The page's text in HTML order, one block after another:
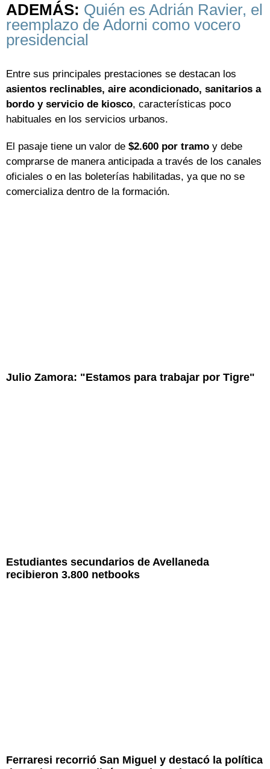
ADEMÁS: Quién es Adrián Ravier, el
reemplazo de Adorni como vocero
presidencial
Entre sus principales prestaciones se destacan los
asientos reclinables, aire acondicionado, sanitarios a
bordo y servicio de kiosco, características poco
habituales en los servicios urbanos.
El pasaje tiene un valor de $2.600 por tramo y debe
comprarse de manera anticipada a través de los canales
oficiales o en las boleterías habilitadas, ya que no se
comercializa dentro de la formación.
Julio Zamora: "Estamos para trabajar por Tigre"
Estudiantes secundarios de Avellaneda
recibieron 3.800 netbooks
Ferraresi recorrió San Miguel y destacó la política